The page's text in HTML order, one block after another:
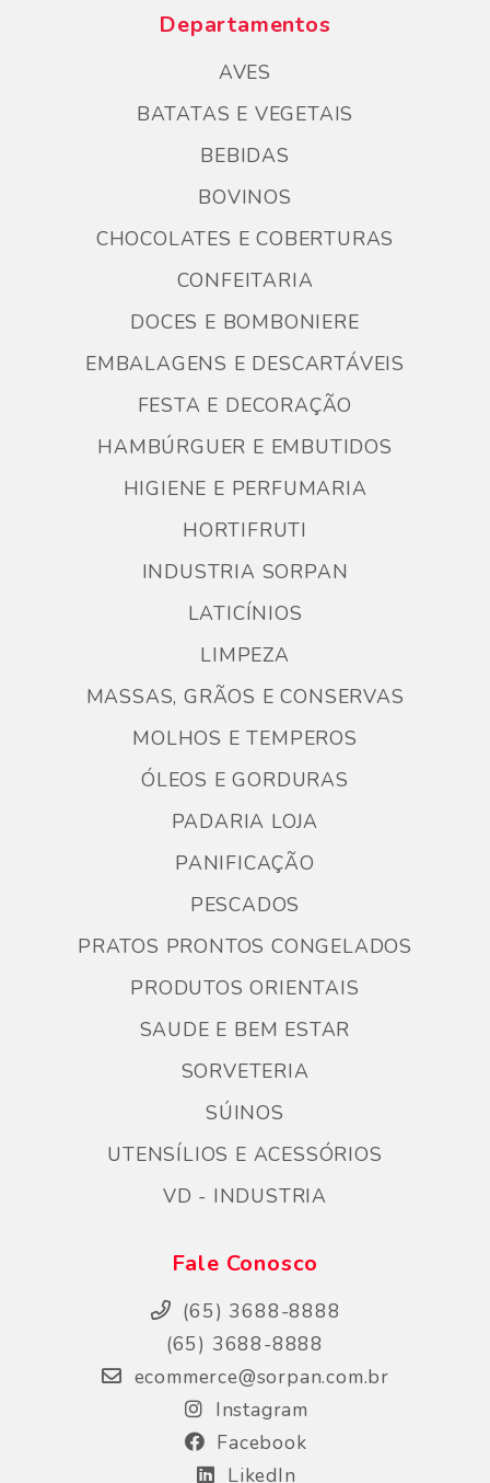
Departamentos
AVES
BATATAS E VEGETAIS
BEBIDAS
BOVINOS
CHOCOLATES E COBERTURAS
CONFEITARIA
DOCES E BOMBONIERE
EMBALAGENS E DESCARTÁVEIS
FESTA E DECORAÇÃO
HAMBÚRGUER E EMBUTIDOS
HIGIENE E PERFUMARIA
HORTIFRUTI
INDUSTRIA SORPAN
LATICÍNIOS
LIMPEZA
MASSAS, GRÃOS E CONSERVAS
MOLHOS E TEMPEROS
ÓLEOS E GORDURAS
PADARIA LOJA
PANIFICAÇÃO
PESCADOS
PRATOS PRONTOS CONGELADOS
PRODUTOS ORIENTAIS
SAUDE E BEM ESTAR
SORVETERIA
SÚINOS
UTENSÍLIOS E ACESSÓRIOS
VD - INDUSTRIA
Fale Conosco
(65) 3688-8888
(65) 3688-8888
ecommerce@sorpan.com.br
Instagram
Facebook
LikedIn